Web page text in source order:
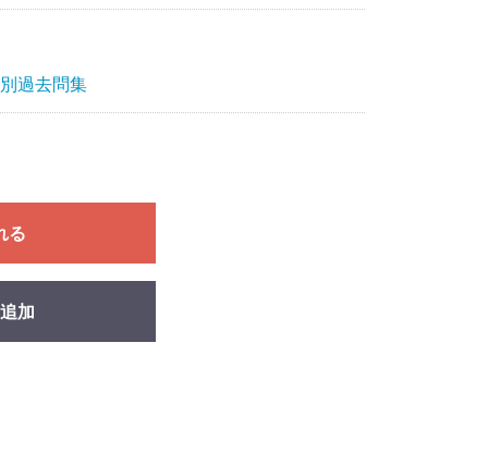
過去問集
る
加